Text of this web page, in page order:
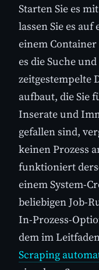
Starten Sie es mit
lassen Sie es
einem
es die Suche
zeitgestempelte
aufbaut, die Sie
Inserate und
gefallen sind,
keinen Prozess
funktioniert
einem System-
beliebigen Job-
In-Prozess-
dem im
Scraping